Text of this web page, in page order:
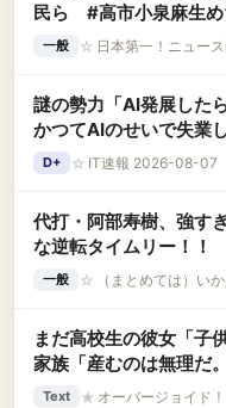
民ら #高市小泉麻生め
テスト
一般 ☆ 日本第一！ニュー
謎の勢力「AI発展した
かつてAIのせいで失業
D+ ☆ IT速報 2026-08-07
代打・阿部寿樹、強
な逆転タイムリー！！
一般 ☆ （まとめては）い
まだ高校生の彼女「子
家族「産むのは無理だ
「…わかりました」
Text ★ オーバージョイド